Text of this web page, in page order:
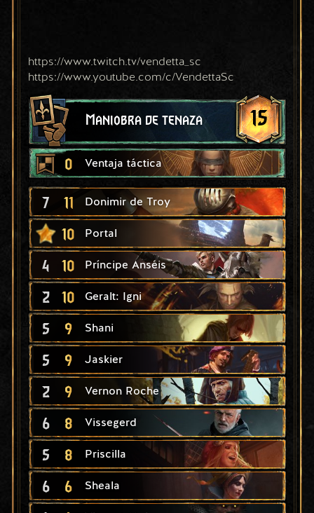
Maniobra de tenaza 15
0 Ventaja táctica
7 11 Donimir de Troy
10 Portal
4 10 Príncipe Anséis
2 10 Geralt: Igni
5 9 Shani
5 9 Jaskier
2 9 Vernon Roche
6 8 Vissegerd
5 8 Priscilla
6 6 Sheala
https://www.twitch.tv/vendetta_sc
https://www.youtube.com/c/VendettaSc